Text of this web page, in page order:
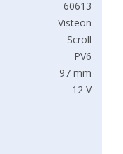
60613
Visteon
Scroll
PV6
97 mm
12 V